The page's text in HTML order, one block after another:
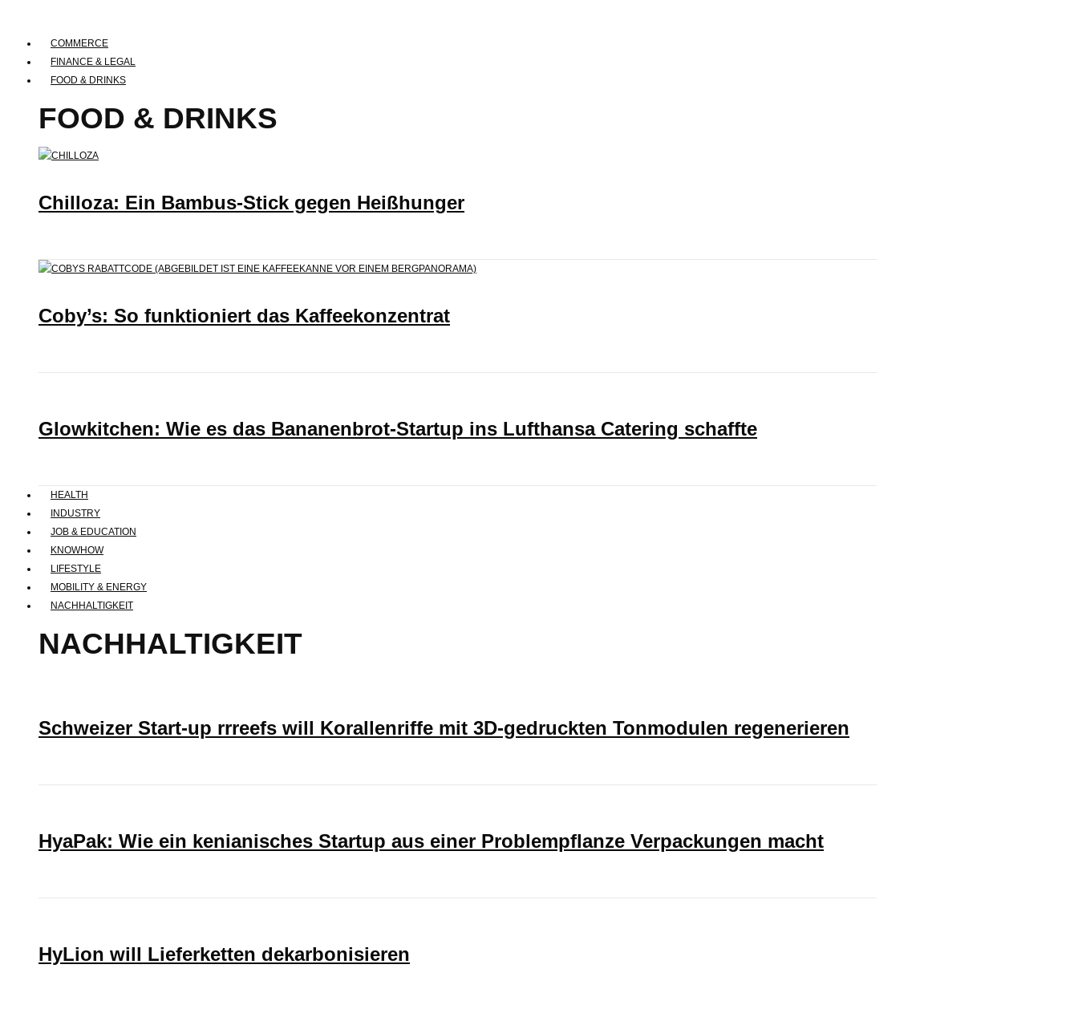
COMMERCE
FINANCE & LEGAL
FOOD & DRINKS
FOOD & DRINKS
Chilloza: Ein Bambus-Stick gegen Heißhunger
Coby’s: So funktioniert das Kaffeekonzentrat
Glowkitchen: Wie es das Bananenbrot-Startup ins Lufthansa Catering schaffte
HEALTH
INDUSTRY
JOB & EDUCATION
KNOWHOW
LIFESTYLE
MOBILITY & ENERGY
NACHHALTIGKEIT
NACHHALTIGKEIT
Schweizer Start-up rrreefs will Korallenriffe mit 3D-gedruckten Tonmodulen regenerieren
HyaPak: Wie ein kenianisches Startup aus einer Problempflanze Verpackungen macht
HyLion will Lieferketten dekarbonisieren